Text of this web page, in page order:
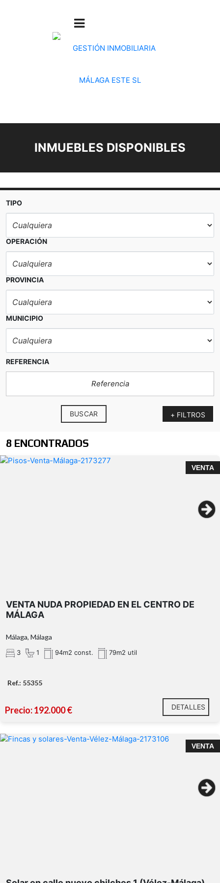
INMUEBLES DISPONIBLES
TIPO
OPERACIÓN
PROVINCIA
MUNICIPIO
REFERENCIA
+ FILTROS
BUSCAR
8 ENCONTRADOS
VENTA
VENTA NUDA PROPIEDAD EN EL CENTRO DE
MÁLAGA
Málaga, Málaga
3 1 94m2 const. 79m2 util
Ref.: 55355
Precio: 192.000 € DETALLES
VENTA
vistas al mar y a la montaña, a tan solo 10 minutos de la